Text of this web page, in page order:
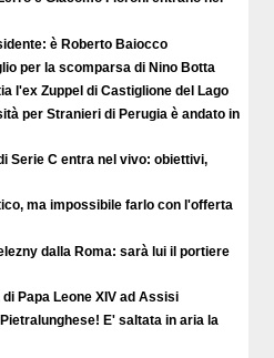
è Roberto Baiocco
per la scomparsa di Nino Botta
l'ex Zuppel di Castiglione del Lago
per Stranieri di Perugia è andato in
Serie C entra nel vivo: obiettivi,
ma impossibile farlo con l'offerta
dalla Roma: sarà lui il portiere
Papa Leone XIV ad Assisi
E' saltata in aria la